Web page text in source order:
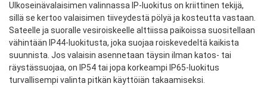
Ulkoseinävalaisimen valinnassa IP-luokitus on kriittinen tekijä,
sillä se kertoo valaisimen tiiveydestä pölyä ja kosteutta vastaan.
Sateelle ja suoralle vesiroiskeelle alttiissa paikoissa suositellaan
vähintään IP44-luokitusta, joka suojaa roiskevedeltä kaikista
suunnista. Jos valaisin asennetaan täysin ilman katos- tai
räystässuojaa, on IP54 tai jopa korkeampi IP65-luokitus
turvallisempi valinta pitkän käyttöiän takaamiseksi.